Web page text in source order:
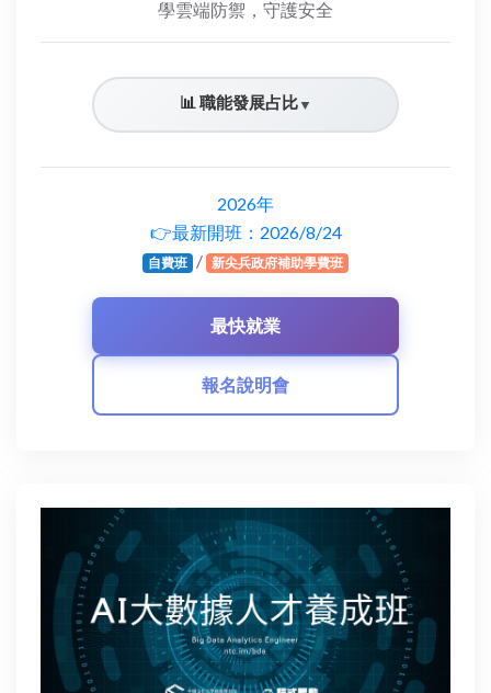
學雲端防禦，守護安全
📊 職能發展占比▼
2026年
👉最新開班：2026/8/24
自費班 / 新尖兵政府補助學費班
報名說明會